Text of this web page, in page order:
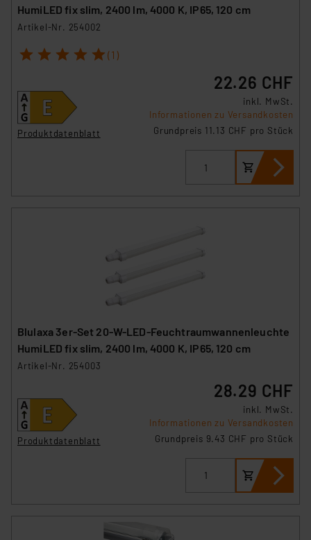
HumiLED fix slim, 2400 lm, 4000 K, IP65, 120 cm
Artikel-Nr. 254002
1 2 3 4 5 (1)
Produktdatenblatt
22.26 CHF
inkl. MwSt.
Informationen zu Versandkosten
Grundpreis 11.13 CHF pro Stück
Blulaxa 3er-Set 20-W-LED-Feuchtraumwannenleuchte
HumiLED fix slim, 2400 lm, 4000 K, IP65, 120 cm
Artikel-Nr. 254003
Produktdatenblatt
28.29 CHF
inkl. MwSt.
Informationen zu Versandkosten
Grundpreis 9.43 CHF pro Stück